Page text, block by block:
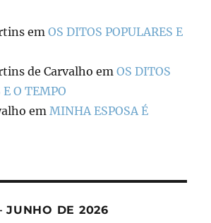
emOS DITOS POPULARES E
de Carvalho emOS DITOS
E O TEMPO
em MINHA ESPOSA É
JUNHO DE 2026